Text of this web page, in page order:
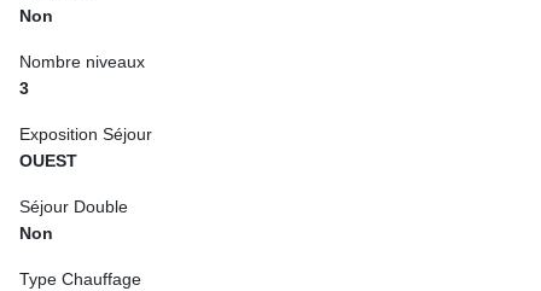
Non
Nombre niveaux
3
Exposition Séjour
OUEST
Séjour Double
Non
Type Chauffage